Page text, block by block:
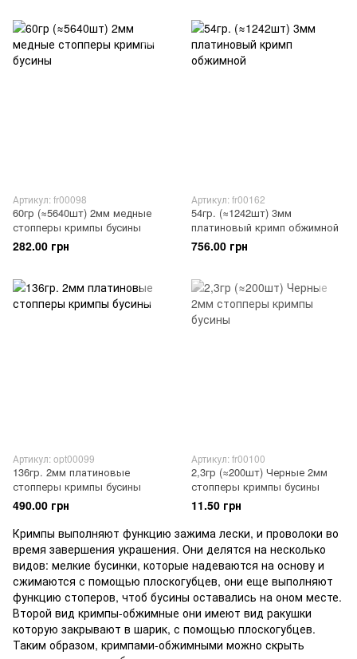
Артикул: fr00098
60гр (≈5640шт) 2мм медные
стопперы кримпы бусины
282.00 грн
Артикул: fr00162
54гр. (≈1242шт) 3мм
платиновый кримп обжимной
756.00 грн
Артикул: opt00099
136гр. 2мм платиновые
стопперы кримпы бусины
490.00 грн
Артикул: fr00100
2,3гр (≈200шт) Черные 2мм
стопперы кримпы бусины
11.50 грн
Кримпы выполняют функцию зажима лески, и проволоки во
время завершения украшения. Они делятся на несколько
видов: мелкие бусинки, которые надеваются на основу и
сжимаются с помощью плоскогубцев, они еще выполняют
функцию стоперов, чтоб бусины оставались на оном месте.
Второй вид кримпы-обжимные они имеют вид ракушки
которую закрывают в шарик, с помощью плоскогубцев.
Таким образом, кримпами-обжимными можно скрыть